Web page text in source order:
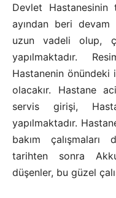
Devlet
ayından beri devam
uzun vadeli olup,
yapılmaktadır.
Hastanenin önündeki
olacakır. Hastane
servis girişi,
yapılmaktadır.
bakım
tarihten sonra
düşenler, bu güzel